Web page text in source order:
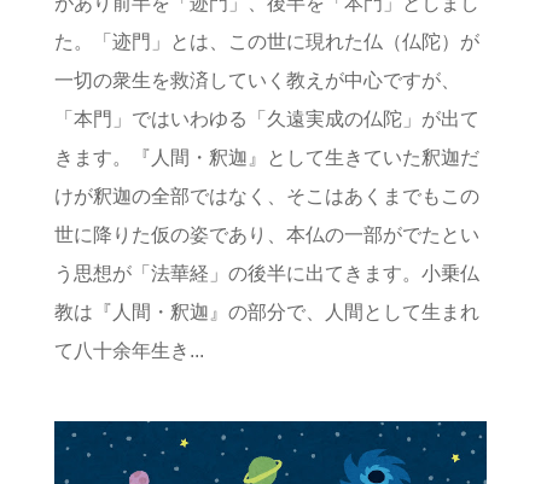
た。「迹門」とは、この世に現れた仏（仏陀）が
一切の衆生を救済していく教えが中心ですが、
「本門」ではいわゆる「久遠実成の仏陀」が出て
きます。『人間・釈迦』として生きていた釈迦だ
けが釈迦の全部ではなく、そこはあくまでもこの
世に降りた仮の姿であり、本仏の一部がでたとい
う思想が「法華経」の後半に出てきます。小乗仏
教は『人間・釈迦』の部分で、人間として生まれ
て八十余年生き...